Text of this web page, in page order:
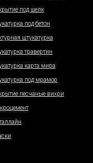
под шелк
под бетон
штукатурка
травертин
карта мира
под мрамор
песчаные вихри